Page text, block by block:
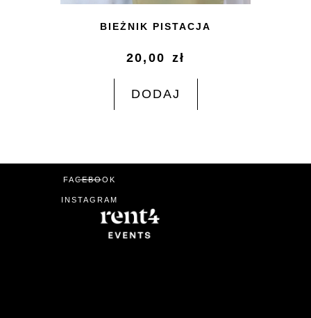
BIEŻNIK PISTACJA
20,00 zł
DODAJ
FACEBOOK
INSTAGRAM